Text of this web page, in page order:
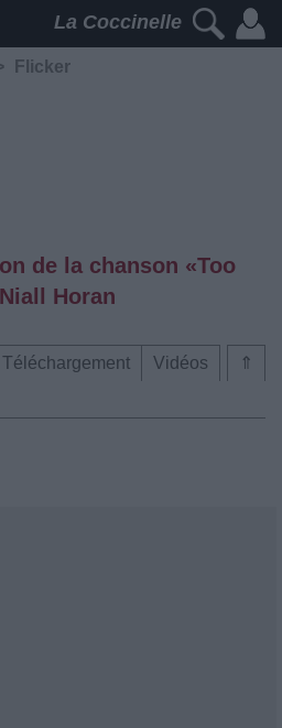
La Coccinelle
Flicker
de la chanson «Too
Horan
⇑
Téléchargement
Vidéos